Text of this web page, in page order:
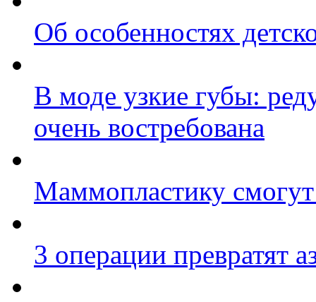
Об особенностях
В моде узкие губы:
очень востребована
Маммопластику
3 операции превратят